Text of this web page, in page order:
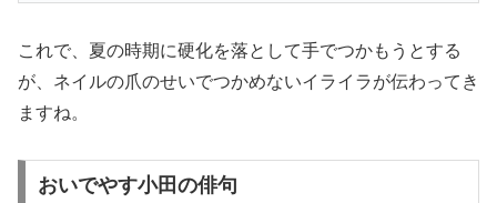
これで、夏の時期に硬化を落として手でつかもうとする
が、ネイルの爪のせいでつかめないイライラが伝わってき
ますね。
おいでやす小田の俳句